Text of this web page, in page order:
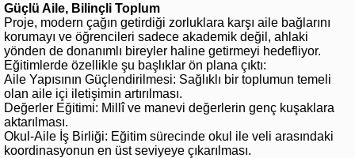
Güçlü Aile, Bilinçli Toplum
Proje, modern çağın getirdiği zorluklara karşı aile bağlarını
korumayı ve öğrencileri sadece akademik değil, ahlaki
yönden de donanımlı bireyler haline getirmeyi hedefliyor.
Eğitimlerde özellikle şu başlıklar ön plana çıktı:
Aile Yapısının Güçlendirilmesi: Sağlıklı bir toplumun temeli
olan aile içi iletişimin artırılması.
Değerler Eğitimi: Millî ve manevi değerlerin genç kuşaklara
aktarılması.
Okul-Aile İş Birliği: Eğitim sürecinde okul ile veli arasındaki
koordinasyonun en üst seviyeye çıkarılması.